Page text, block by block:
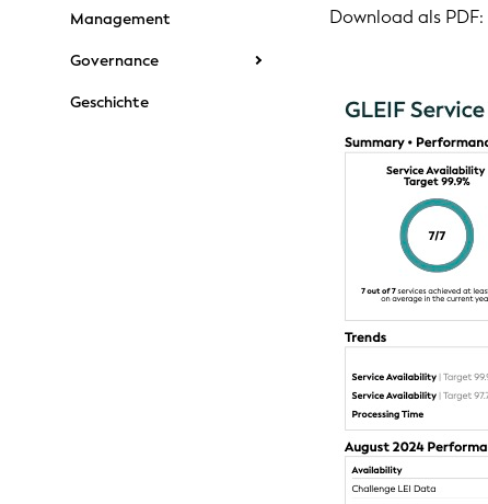
Management
Governance
Geschichte
Download als PDF: